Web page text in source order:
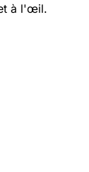
à l'œil.